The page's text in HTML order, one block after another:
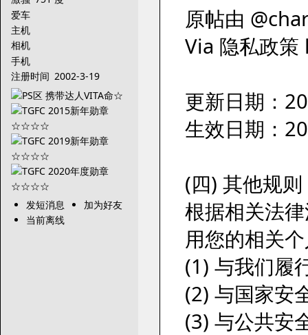
爱车
主机
相机
手机
注册时间 2002-3-19
发短消息
加为好友
当前离线
原帖由
Via 隐私政
更新日期：
生效日期：
(四) 其他规则
根据相关法
用您的相关
(1) 与我们履
(2) 与国家安
(3) 与公共安